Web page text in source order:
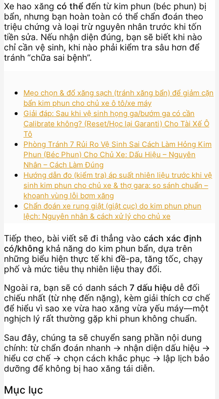
Xe hao xăng có thể đến từ kim phun (béc phun) bị
bẩn, nhưng bạn hoàn toàn có thể chẩn đoán theo
triệu chứng và loại trừ nguyên nhân trước khi tốn
tiền sửa. Nếu nhận diện đúng, bạn sẽ biết khi nào
chỉ cần vệ sinh, khi nào phải kiểm tra sâu hơn để
tránh “chữa sai bệnh”.
Mẹo chọn & đổ xăng sạch (tránh xăng bẩn) để giảm cặn
bẩn kim phun cho chủ xe ô tô/xe máy
Giải đáp: Sau khi vệ sinh họng ga/bướm ga có cần
Calibrate không? (Reset/Học lại Garanti) Cho Tài Xế Ô
Tô
Phòng Tránh 7 Rủi Ro Vệ Sinh Sai Cách Làm Hỏng Kim
Phun (Béc Phun) Cho Chủ Xe: Dấu Hiệu – Nguyên
Nhân – Cách Làm Đúng
Hướng dẫn đo (kiểm tra) áp suất nhiên liệu trước khi vệ
sinh kim phun cho chủ xe & thợ gara: so sánh chuẩn –
khoanh vùng lỗi bơm xăng
Chẩn đoán xe rung giật (giật cục) do kim phun phun
lệch: Nguyên nhân & cách xử lý cho chủ xe
Tiếp theo, bài viết sẽ đi thẳng vào cách xác định
có/không khả năng do kim phun bẩn, dựa trên
những biểu hiện thực tế khi đề-pa, tăng tốc, chạy
phố và mức tiêu thụ nhiên liệu thay đổi.
Ngoài ra, bạn sẽ có danh sách 7 dấu hiệu dễ đối
chiếu nhất (từ nhẹ đến nặng), kèm giải thích cơ chế
để hiểu vì sao xe vừa hao xăng vừa yếu máy—một
nghịch lý rất thường gặp khi phun không chuẩn.
Sau đây, chúng ta sẽ chuyển sang phần nội dung
chính: từ chẩn đoán nhanh → nhận diện dấu hiệu →
hiểu cơ chế → chọn cách khắc phục → lập lịch bảo
dưỡng để không bị hao xăng tái diễn.
Mục lục